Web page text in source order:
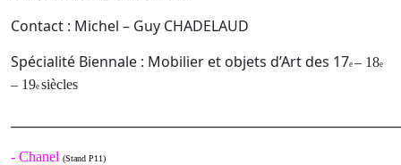
Contact : Michel – Guy CHADELAUD
Spécialité Biennale : Mobilier et objets d’Art des 17e – 18e
– 19e siècles
- Chanel (Stand P11)